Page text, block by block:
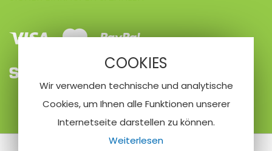
COOKIES
Wir verwenden technische und analytische
Cookies, um Ihnen alle Funktionen unserer
Internetseite darstellen zu können.
Weiterlesen
VisaMastercard
Paypal
Lastschrifteinzug
VorkasseKreditkarte